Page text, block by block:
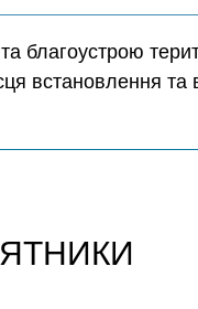
благоустрою
встановлення та